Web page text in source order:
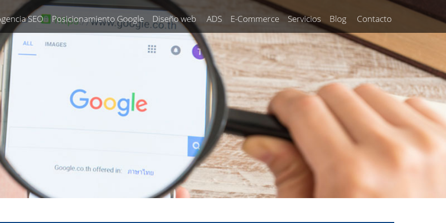
SEO Posicionamiento Google Diseño web ADS E-Commerce Servicios Blog Contacto